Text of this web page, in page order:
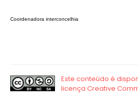
Coordenadora interconcelhia